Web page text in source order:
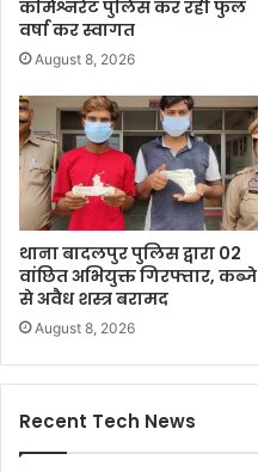
कमिश्नरेट पुलिस कर रही फुल
वर्षा कर स्वागत
August 8, 2026
थाना बादलपुर पुलिस द्वारा 02
वांछित अभियुक्त गिरफ्तार, कब्जे
से अवैध शस्त्र बरामद
August 8, 2026
Recent Tech News